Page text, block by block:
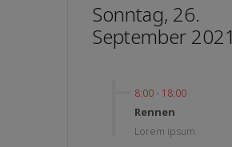
Sonntag, 26.
September 2021
8:00 - 18:00
Rennen
Lorem ipsum